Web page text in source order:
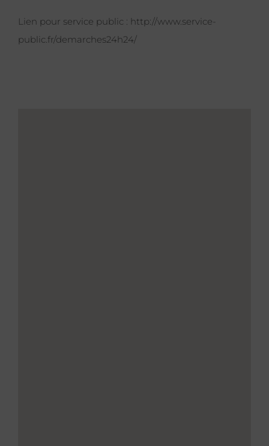
Lien pour service public : http://www.service-
public.fr/demarches24h24/